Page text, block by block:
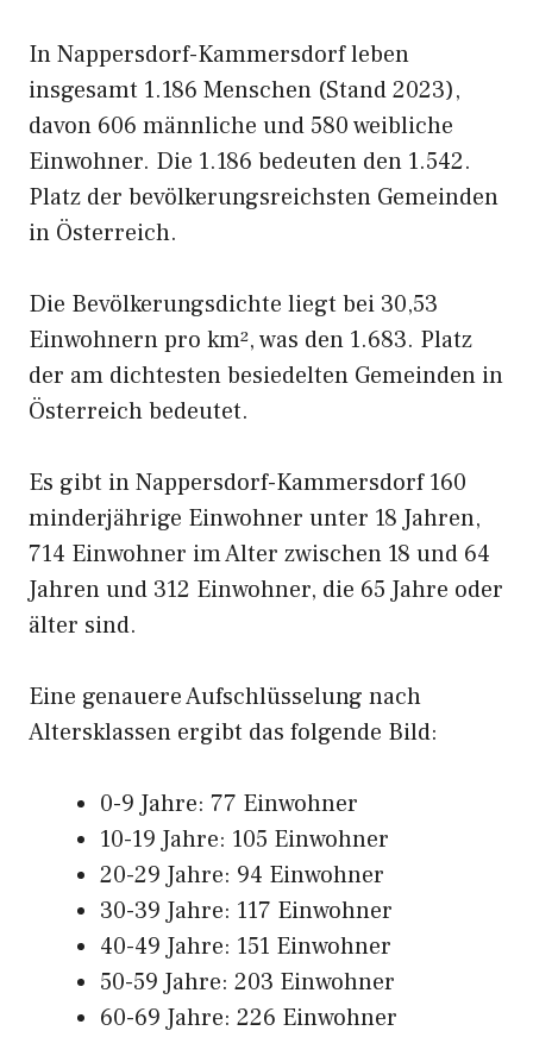
In Nappersdorf-Kammersdorf leben
insgesamt 1.186 Menschen (Stand 2023),
davon 606 männliche und 580 weibliche
Einwohner. Die 1.186 bedeuten den 1.542.
Platz der bevölkerungsreichsten Gemeinden
in Österreich.
Die Bevölkerungsdichte liegt bei 30,53
Einwohnern pro km², was den 1.683. Platz
der am dichtesten besiedelten Gemeinden in
Österreich bedeutet.
Es gibt in Nappersdorf-Kammersdorf 160
minderjährige Einwohner unter 18 Jahren,
714 Einwohner im Alter zwischen 18 und 64
Jahren und 312 Einwohner, die 65 Jahre oder
älter sind.
Eine genauere Aufschlüsselung nach
Altersklassen ergibt das folgende Bild:
0-9 Jahre: 77 Einwohner
10-19 Jahre: 105 Einwohner
20-29 Jahre: 94 Einwohner
30-39 Jahre: 117 Einwohner
40-49 Jahre: 151 Einwohner
50-59 Jahre: 203 Einwohner
60-69 Jahre: 226 Einwohner